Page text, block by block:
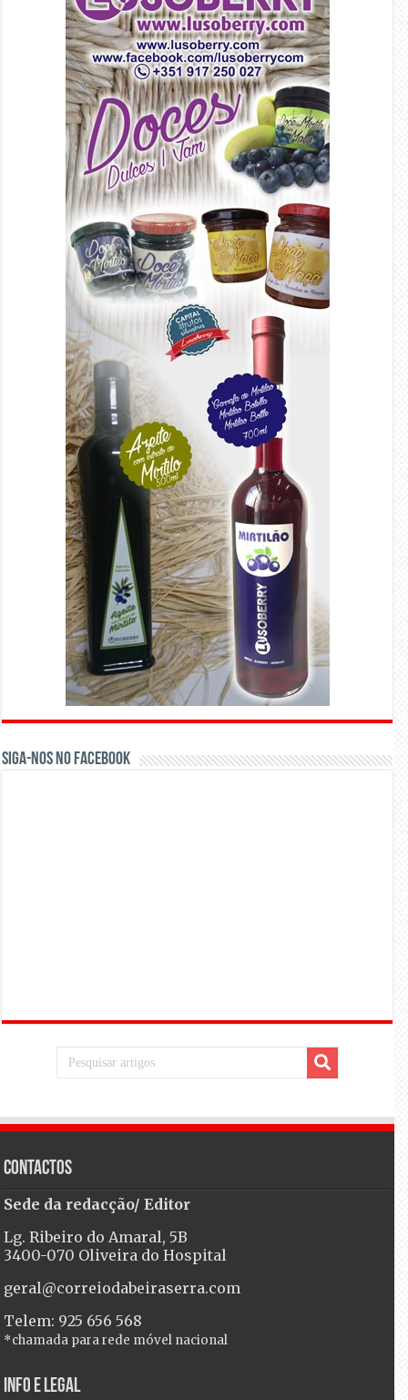
Siga-nos no Facebook
Contactos
Sede da redacção/ Editor
Lg. Ribeiro do Amaral, 5B
3400-070 Oliveira do Hospital
geral@correiodabeiraserra.com
Telem: 925 656 568
*chamada para rede móvel nacional
Info e Legal